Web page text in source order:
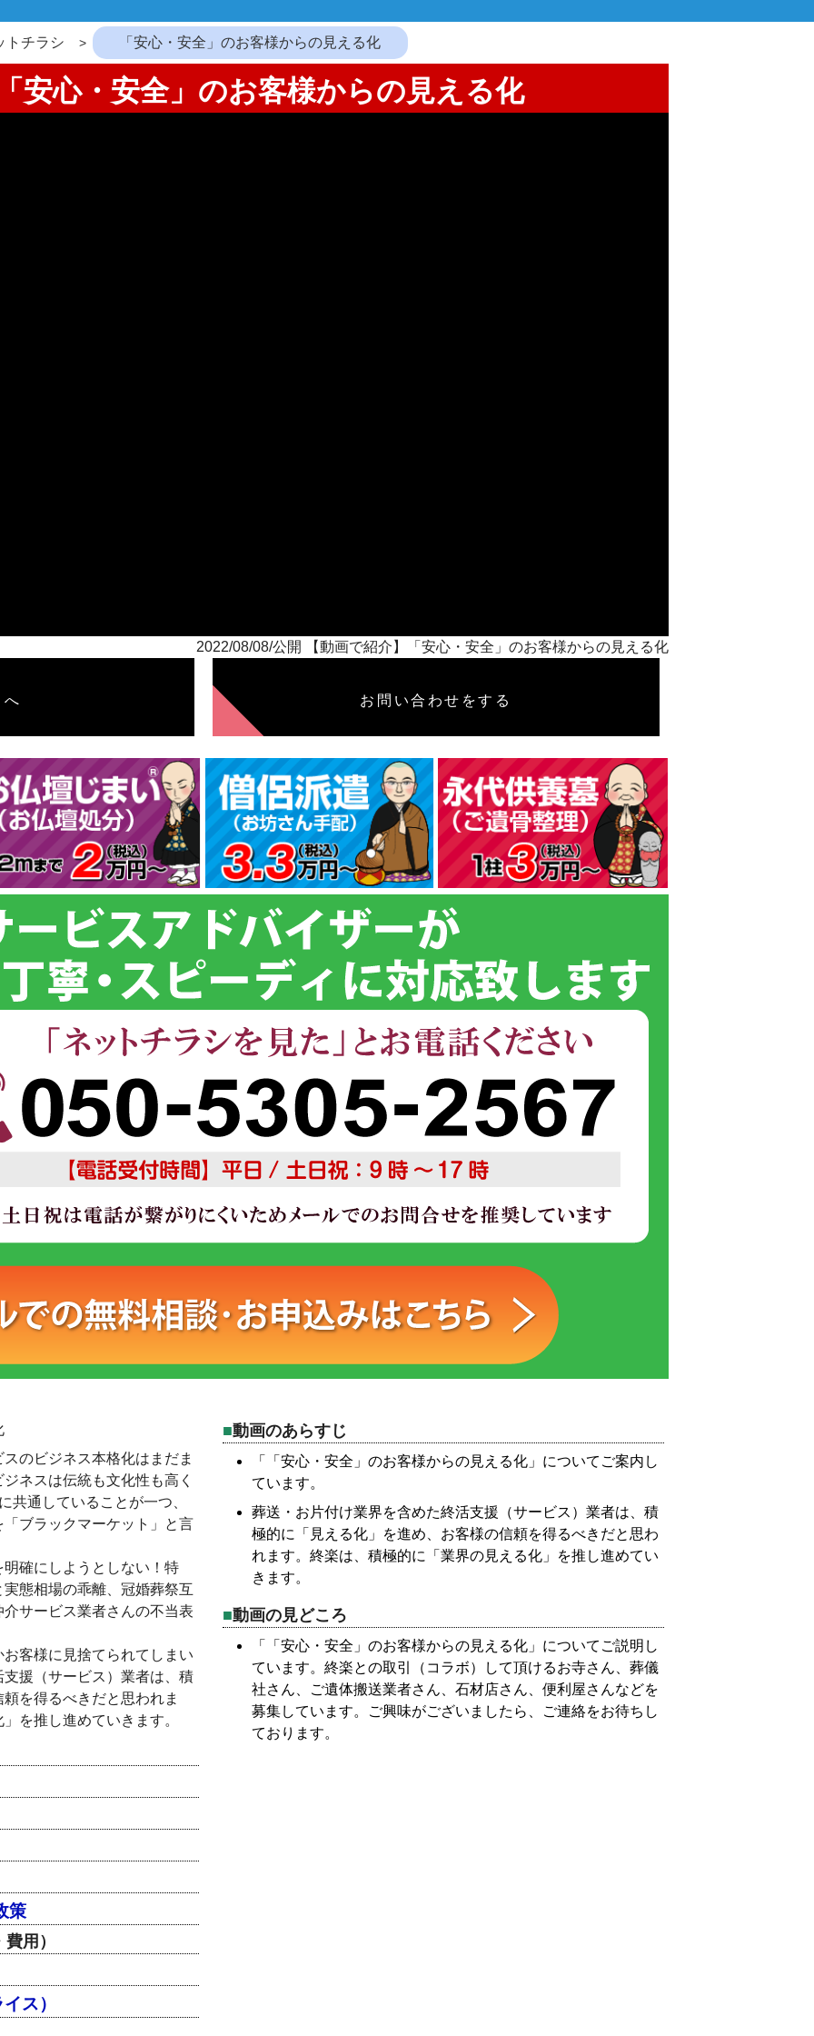
トチラシ 「安心・安全」のお客様からの見える化
安心・安全」のお客様からの見える化
2022/08/08/公開 【動画で紹介】「安心・安全」のお客様からの見える化
へ お問い合わせをする
のビジネス本格化はまだま
ネスは伝統も文化性も高く
共通していることが一つ、
ブラックマーケット」と言
確にしようとしない！特
態相場の乖離、冠婚葬祭互
サービス業者さんの不当表
客様に見捨てられてしまい
援（サービス）業者は、積
を得るべきだと思われま
を推し進めていきます。
策
用）
ス）
動画のあらすじ
「「安心・安全」のお客様からの見える化」についてご案内し
ています。
葬送・お片付け業界を含めた終活支援（サービス）業者は、積
極的に「見える化」を進め、お客様の信頼を得るべきだと思わ
れます。終楽は、積極的に「業界の見える化」を推し進めてい
きます。
動画の見どころ
「「安心・安全」のお客様からの見える化」についてご説明し
ています。終楽との取引（コラボ）して頂けるお寺さん、葬儀
社さん、ご遺体搬送業者さん、石材店さん、便利屋さんなどを
募集しています。ご興味がございましたら、ご連絡をお待ちし
ております。